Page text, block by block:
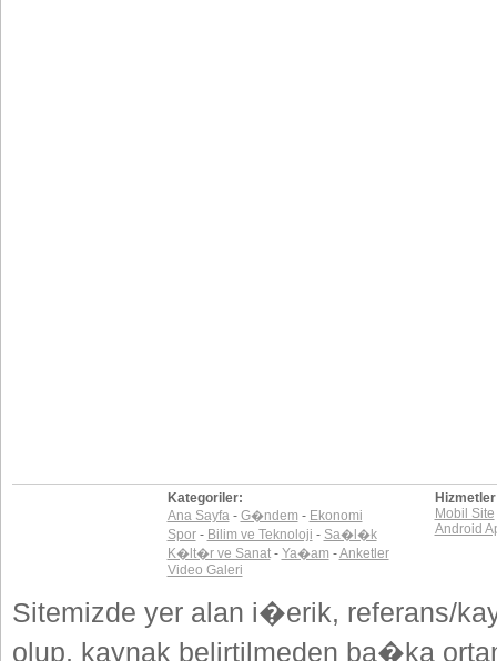
Kategoriler:
Ana Sayfa- G�ndem - Ekonomi
Spor- Bilim ve Teknoloji - Sa�l�k
K�lt�r ve Sanat- Ya�am -Anketler
Video Galeri
Mobil Site
Android
Sitemizde yer alan i�erik, referans/
olup, kaynak belirtilmeden ba�ka